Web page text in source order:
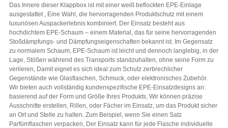
Das Innere dieser Klappbox ist mit einer weiß beflockten EPE-Einlage
ausgestattet , Eine Wahl, die hervorragenden Produktschutz mit einem
luxuriösen Auspackerlebnis kombiniert. Der Einsatz besteht aus
hochdichtem EPE-Schaum – einem Material, das für seine hervorragenden
Stoßdämpfungs- und Dämpfungseigenschaften bekannt ist. Im Gegensatz
zu normalem Schaum, EPE-Schaum ist leicht und dennoch langlebig, in der
Lage, Stößen während des Transports standzuhalten, ohne seine Form zu
verlieren, Damit eignet es sich ideal zum Schutz zerbrechlicher
Gegenstände wie Glasflaschen, Schmuck, oder elektronisches Zubehör.
Wir bieten auch vollständig kundenspezifische EPE-Einsatzdesigns an:
basierend auf der Form und Größe Ihres Produkts, Wir können präzise
Ausschnitte erstellen, Rillen, oder Fächer im Einsatz, um das Produkt sicher
an Ort und Stelle zu halten. Zum Beispiel, wenn Sie einen Satz
Parfümflaschen verpacken, Der Einsatz kann für jede Flasche individuelle